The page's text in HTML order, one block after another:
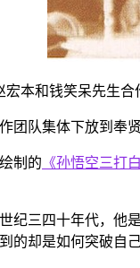
宏本和钱笑呆先生
团队集体下放到奉
制的 《孙悟空三打
纪三四十年代，他
的却是如何突破自己